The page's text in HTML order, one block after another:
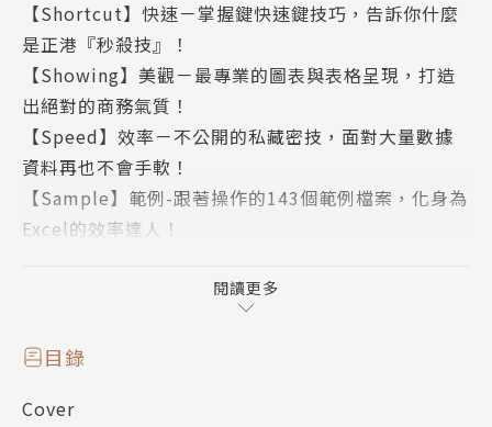
【Shortcut】快速－掌握鍵快速鍵技巧，告訴你什麼
是正港『秒殺技』！
【Showing】美觀－最專業的圖表與表格呈現，打造
出絕對的商務氣質！
【Speed】效率－不公開的私藏密技，面對大量數據
資料再也不會手軟！
【Sample】範例-跟著操作的143個範例檔案，化身為
Excel的效率達人！
這樣提高效率才是王道，告訴你還不知道的Excel極速
◎學Excel，要會的不是用不到的操作價值，而是要會
◎濃縮重點式的編排呈現，透過解說與步驟式的結合助
閱讀更多
目錄
Cover